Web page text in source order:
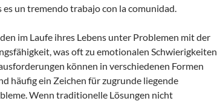
un tremendo trabajo con la comunidad.
im Laufe ihres Lebens unter Problemen mit der
was oft zu emotionalen Schwierigkeiten
können in verschiedenen Formen
häufig ein Zeichen für zugrunde liegende
Wenn traditionelle Lösungen nicht